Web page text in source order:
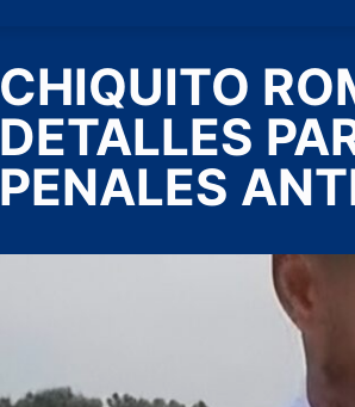
CHIQUITO
DETALLES
PENALES